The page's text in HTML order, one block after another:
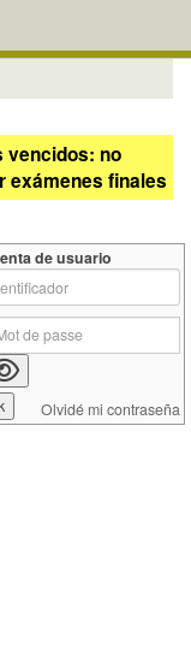
vencidos: no
exámenes finales
de usuario
Olvidé mi contraseña